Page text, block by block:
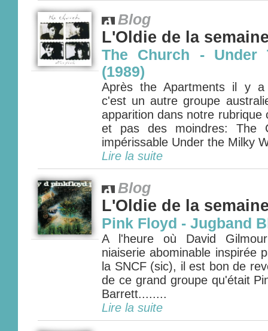
Blog
L'Oldie de la
The Church - Under
(1989)
Après the Apartments il y a
c'est un autre groupe
apparition dans notre rubrique
et pas des moindres: The
impérissable Under the Milky
Lire la suite
Blog
L'Oldie de la
Pink Floyd - Jugband
A l'heure où David
niaiserie abominable inspirée
la SNCF (sic), il est bon de
de ce grand groupe qu'était
Barrett........
Lire la suite